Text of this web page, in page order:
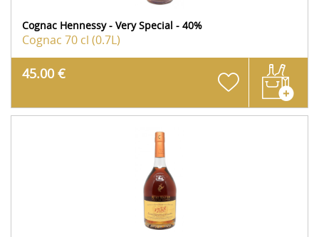
Cognac Hennessy - Very Special - 40%
Cognac 70 cl (0.7L)
45.00 €